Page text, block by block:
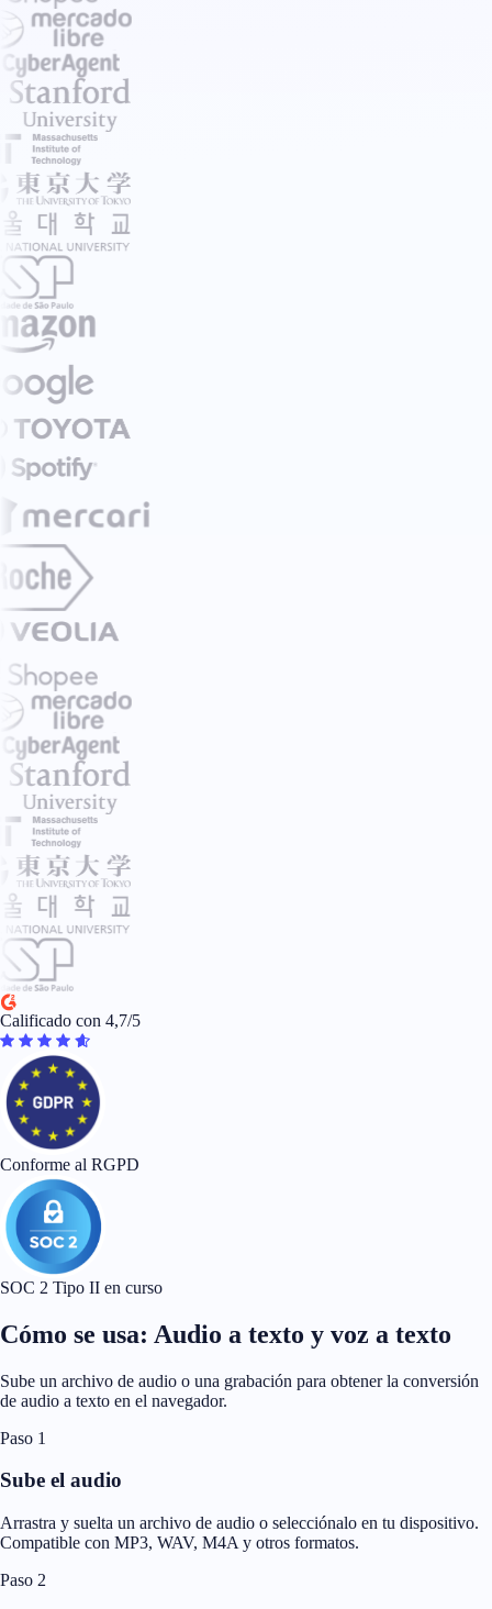
Calificado con 4,7/5
Conforme al RGPD
SOC 2 Tipo II en curso
Cómo se usa: Audio a texto y voz a texto
Sube un archivo de audio o una grabación para obtener la conversión
de audio a texto en el navegador.
Paso 1
Sube el audio
Arrastra y suelta un archivo de audio o selecciónalo en tu dispositivo.
Compatible con MP3, WAV, M4A y otros formatos.
Paso 2